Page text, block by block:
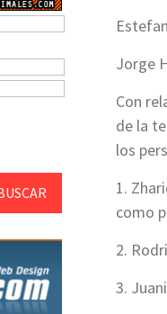
Jorge
Con
de la
los
1.
como
2.
3.